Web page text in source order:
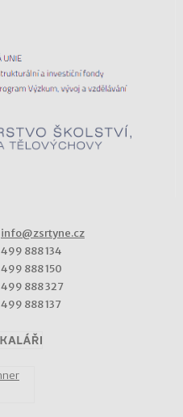
info@zsrtyne.cz
499 888 134
499 888 150
499 888 327
499 888 137